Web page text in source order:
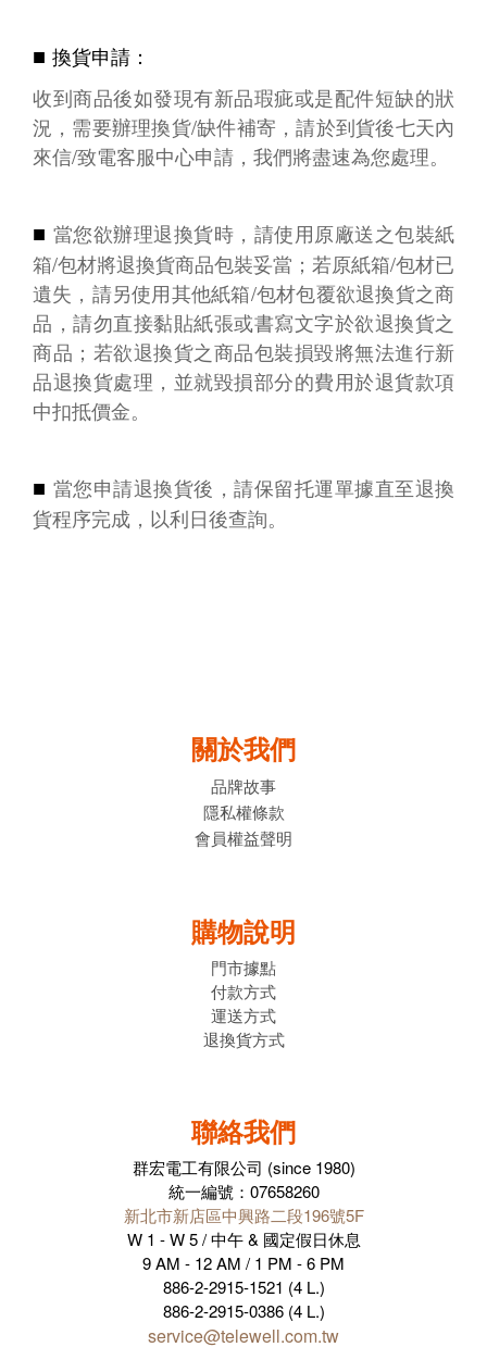
■ 換貨申請：
收到商品後如發現有新品瑕疵或是配件短缺的狀
況，需要辦理換貨/缺件補寄，請於到貨後七天內
來信/致電客服中心申請，我們將盡速為您處理。
■ 當您欲辦理退換貨時，請使用原廠送之包裝紙
箱/包材將退換貨商品包裝妥當；若原紙箱/包材已
遺失，請另使用其他紙箱/包材包覆欲退換貨之商
品，請勿直接黏貼紙張或書寫文字於欲退換貨之
商品；若欲退換貨之商品包裝損毀將無法進行新
品退換貨處理，並就毀損部分的費用於退貨款項
中扣抵價金。
■ 當您申請退換貨後，請保留托運單據直至退換
貨程序完成，以利日後查詢。
關於我們
品牌故事
隱私權條款
會員權益聲明
購物說明
門市據點
付款方式
運送方式
退換貨方式
聯絡我們
群宏電工有限公司 (since 1980)
統一編號：07658260
新北市新店區中興路二段196號5F
W 1 - W 5 / 中午 & 國定假日休息
9 AM - 12 AM / 1 PM - 6 PM
886-2-2915-1521 (4 L.)
886-2-2915-0386 (4 L.)
service@telewell.com.tw